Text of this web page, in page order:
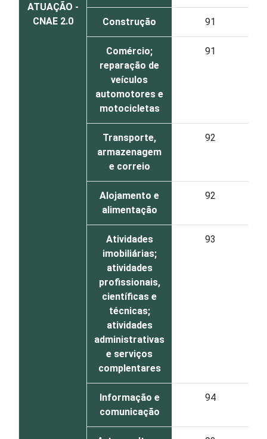
ATUAÇÃO -
CNAE 2.0
Construção 91
Comércio;
reparação de
veículos
automotores e
motocicletas
91
Transporte,
armazenagem
e correio
92
Alojamento e
alimentação
92
Atividades
imobiliárias;
atividades
profissionais,
científicas e
técnicas;
atividades
administrativas
e serviços
complentares
93
Informação e
comunicação
94